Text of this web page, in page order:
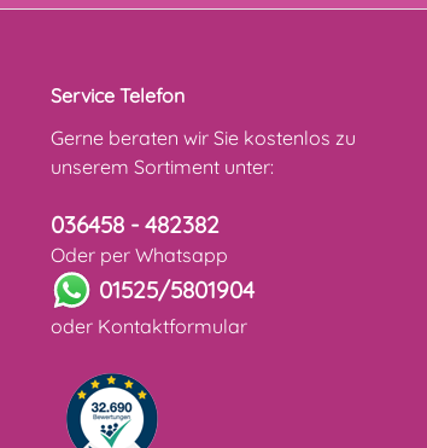
Service Telefon
Gerne beraten wir Sie kostenlos zu
unserem Sortiment unter:
036458 - 482382
Oder per Whatsapp
01525/5801904
oder Kontaktformular